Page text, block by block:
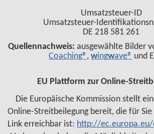
Umsatzsteuer-ID
Umsatzsteuer-
DE 218 581 261
Quellennachweis: ausgewählte Bilder
Coaching® ,wingwave® und
EU Plattform zur Online-
Die Europäische Kommission stellt
Online-Streitbeilegung bereit, die für
Link erreichbar ist: http://